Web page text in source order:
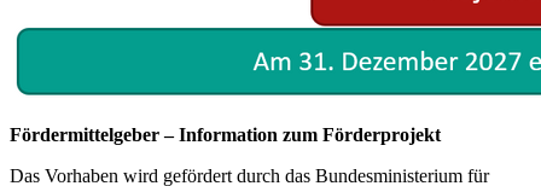
Fördermittelgeber – Information zum Förderprojekt
Das Vorhaben wird gefördert durch das Bundesministerium für